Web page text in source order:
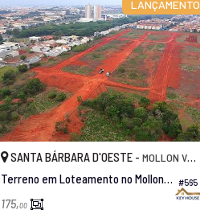
LANÇAMENTO
#565
SANTA BÁRBARA D'OESTE - MOLLON VILLE
Terreno em Loteamento no Mollon Ville Residence
175,00